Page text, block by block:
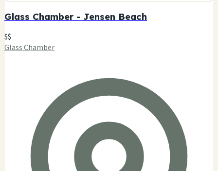
Glass Chamber - Jensen Beach
$$
Glass Chamber